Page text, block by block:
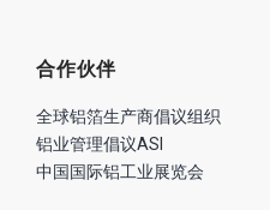
合作伙伴
全球铝箔生产商倡议组织
铝业管理倡议ASI
中国国际铝工业展览会